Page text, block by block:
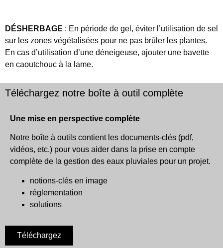
DÉSHERBAGE : En période de gel, éviter l’utilisation de sel
sur les zones végétalisées pour ne pas brûler les plantes.
En cas d’utilisation d’une déneigeuse, ajouter une bavette
en caoutchouc à la lame.
Téléchargez notre boîte à outil complète
Une mise en perspective complète
Notre boîte à outils contient les documents-clés (pdf,
vidéos, etc.) pour vous aider dans la prise en compte
complète de la gestion des eaux pluviales pour un projet.
notions-clés en image
réglementation
solutions
Téléchargez